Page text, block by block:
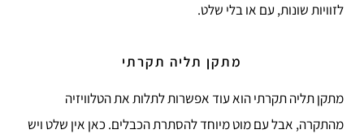
לזוויות שונות, עם או בלי שלט.
מתקן תליה תקרתי
מתקן תליה תקרתי הוא עוד אפשרות לתלות את הטלוויזיה
מהתקרה, אבל עם מוט מיוחד להסתרת הכבלים. כאן אין שלט ויש